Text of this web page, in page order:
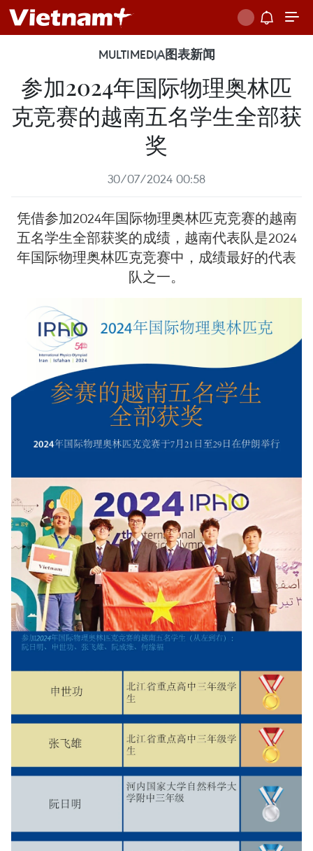
MULTIMEDIA图表新闻
参加2024年国际物理奥林匹
克竞赛的越南五名学生全部获
奖
30/07/2024 00:58
凭借参加2024年国际物理奥林匹克竞赛的越南
五名学生全部获奖的成绩，越南代表队是2024
年国际物理奥林匹克竞赛中，成绩最好的代表
队之一。